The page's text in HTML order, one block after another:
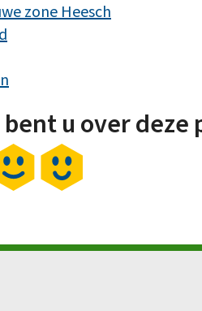
zone Heesch
u over deze